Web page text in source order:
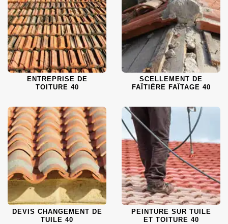
ENTREPRISE DE
TOITURE 40
SCELLEMENT DE
FAÎTIÈRE FAÎTAGE 40
DEVIS CHANGEMENT DE
TUILE 40
PEINTURE SUR TUILE
ET TOITURE 40